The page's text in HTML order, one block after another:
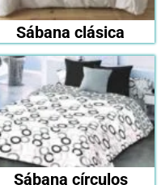
Sábana clásica
Sábana círculos